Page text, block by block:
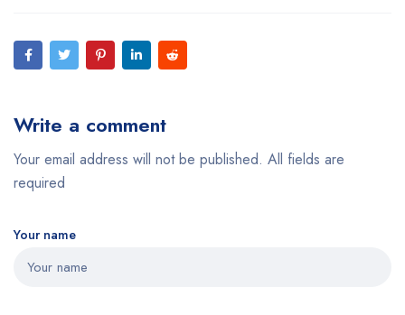
Write a comment
Your email address will not be published. All fields are
required
Your name